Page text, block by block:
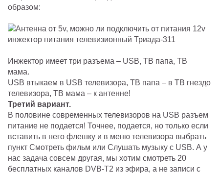
образом:
Инжектор имеет три разъема – USB, ТВ папа, ТВ
мама.
USB втыкаем в USB телевизора, ТВ папа – в ТВ гнездо
телевизора, ТВ мама – к антенне!
Третий вариант.
В половине современных телевизоров на USB разъем
питание не подается! Точнее, подается, но только если
вставить в него флешку и в меню телевизора выбрать
пункт Смотреть фильм или Слушать музыку с USB. А у
нас задача совсем другая, мы хотим смотреть 20
бесплатных каналов DVB-Т2 из эфира, а не записи с